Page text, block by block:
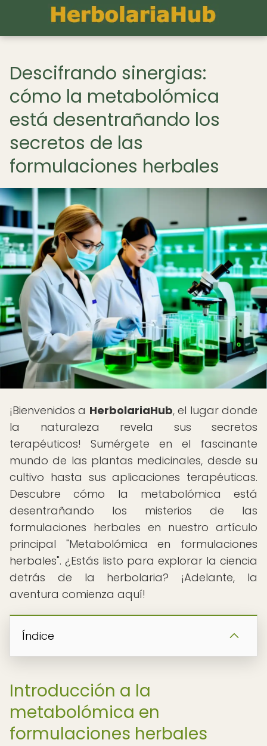
Descifrando sinergias:
cómo la metabolómica
está desentrañando los
secretos de las
formulaciones herbales
¡Bienvenidos a HerbolariaHub, el lugar donde
la naturaleza revela sus secretos
terapéuticos! Sumérgete en el fascinante
mundo de las plantas medicinales, desde su
cultivo hasta sus aplicaciones terapéuticas.
Descubre cómo la metabolómica está
desentrañando los misterios de las
formulaciones herbales en nuestro artículo
principal "Metabolómica en formulaciones
herbales". ¿Estás listo para explorar la ciencia
detrás de la herbolaria? ¡Adelante, la
aventura comienza aquí!
Índice
Introducción a la
metabolómica en
formulaciones herbales